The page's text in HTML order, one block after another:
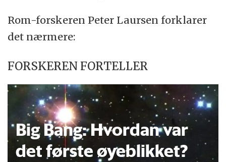
Rom-forskeren Peter Laursen forklarer
det nærmere:
FORSKEREN FORTELLER
Big Bang:Hvordan var
det første øyeblikket?